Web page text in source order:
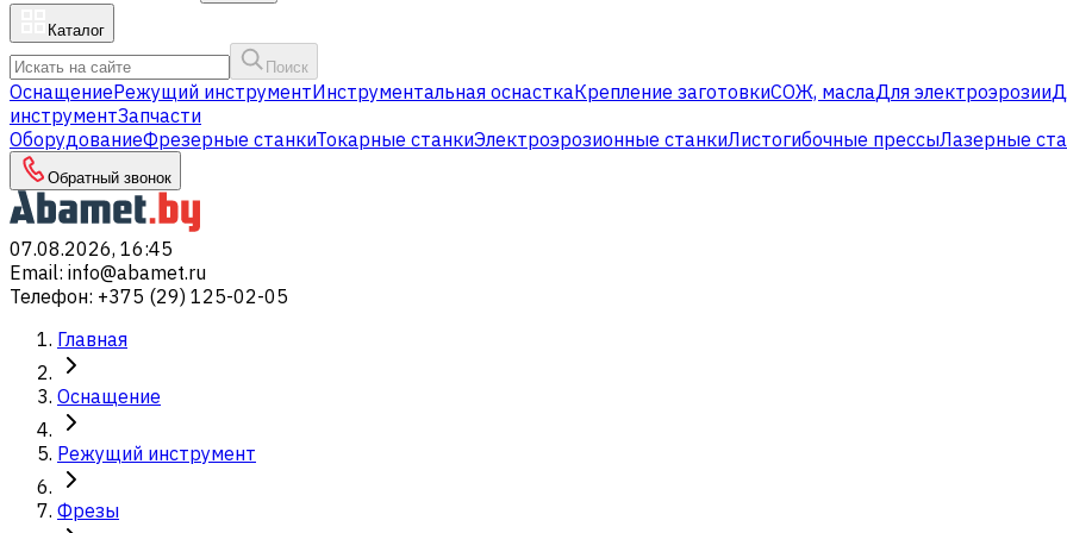
Каталог
Поиск
ОснащениеРежущий инструментИнструментальная оснасткаКрепление заготовкиСОЖ, маслаДля электроэрозии
инструментЗапчасти
ОборудованиеФрезерные станкиТокарные станкиЭлектроэрозионные станкиЛистогибочные прессыЛазерные
Обратный звонок
07.08.2026, 16:45
Email: info@abamet.ru
Телефон: +375 (29) 125-02-05
Главная
Оснащение
Режущий инструмент
Фрезы